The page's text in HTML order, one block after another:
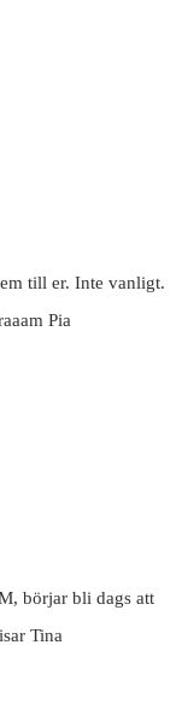
till er. Inte vanligt.
Pia
börjar bli dags att
Tina